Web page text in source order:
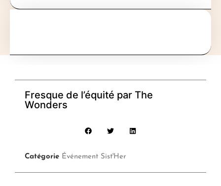
Fresque de l’équité par The
Wonders
Catégorie Événement Sist'Her